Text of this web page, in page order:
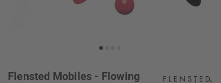
Flensted Mobiles - Flowing